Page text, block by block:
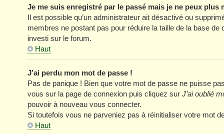
Je me suis enregistré par le passé mais je ne peux plus
Il est possible qu’un administrateur ait désactivé ou
membres ne postant pas pour réduire la taille de la base
investi sur le forum.
Haut
J’ai perdu mon mot de passe !
Pas de panique ! Bien que votre mot de passe ne puisse
vous sur la page de connexion puis cliquez sur J’ai oublié
pouvoir à nouveau vous connecter.
Si toutefois vous ne parveniez pas à réinitialiser votre mot
Haut